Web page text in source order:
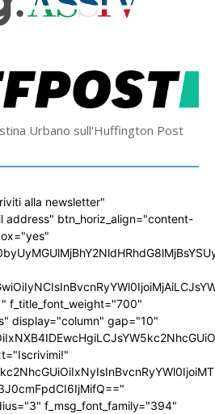
Urbano sull'Huffington Post
alla newsletter"
address" btn_horiz_align="content-
f_title_font_weight="700"
display="column" gap="10"
f_msg_font_family="394"